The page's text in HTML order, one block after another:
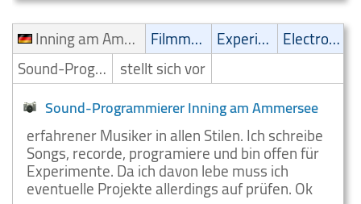
Inning am Ammersee
Filmmusik Experimental
Electronic
Sound-Programmierer stellt sich vor
Sound-Programmierer Inning am Ammersee
erfahrener Musiker in allen Stilen. Ich schreibe
Songs, recorde, programiere und bin offen für
Experimente. Da ich davon lebe muss ich
eventuelle Projekte allerdings auf prüfen. Ok